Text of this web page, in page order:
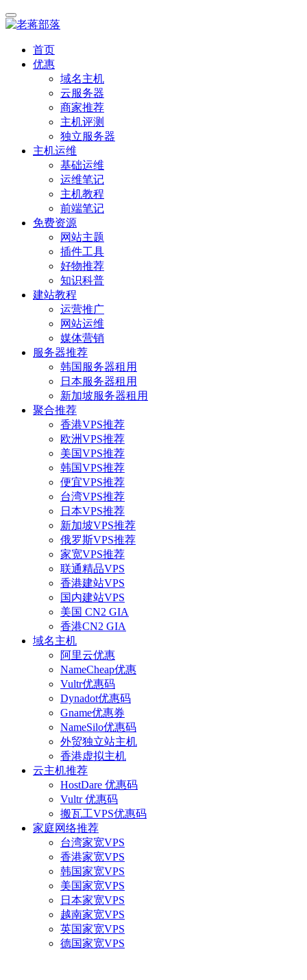
首页
优惠
域名主机
云服务器
商家推荐
主机评测
独立服务器
主机运维
基础运维
运维笔记
主机教程
前端笔记
免费资源
网站主题
插件工具
好物推荐
知识科普
建站教程
运营推广
网站运维
媒体营销
服务器推荐
韩国服务器租用
日本服务器租用
新加坡服务器租用
聚合推荐
香港VPS推荐
欧洲VPS推荐
美国VPS推荐
韩国VPS推荐
便宜VPS推荐
台湾VPS推荐
日本VPS推荐
新加坡VPS推荐
俄罗斯VPS推荐
家宽VPS推荐
联通精品VPS
香港建站VPS
国内建站VPS
美国 CN2 GIA
香港CN2 GIA
域名主机
阿里云优惠
NameCheap优惠
Vultr优惠码
Dynadot优惠码
Gname优惠券
NameSilo优惠码
外贸独立站主机
香港虚拟主机
云主机推荐
HostDare 优惠码
Vultr 优惠码
搬瓦工VPS优惠码
家庭网络推荐
台湾家宽VPS
香港家宽VPS
韩国家宽VPS
美国家宽VPS
日本家宽VPS
越南家宽VPS
英国家宽VPS
德国家宽VPS